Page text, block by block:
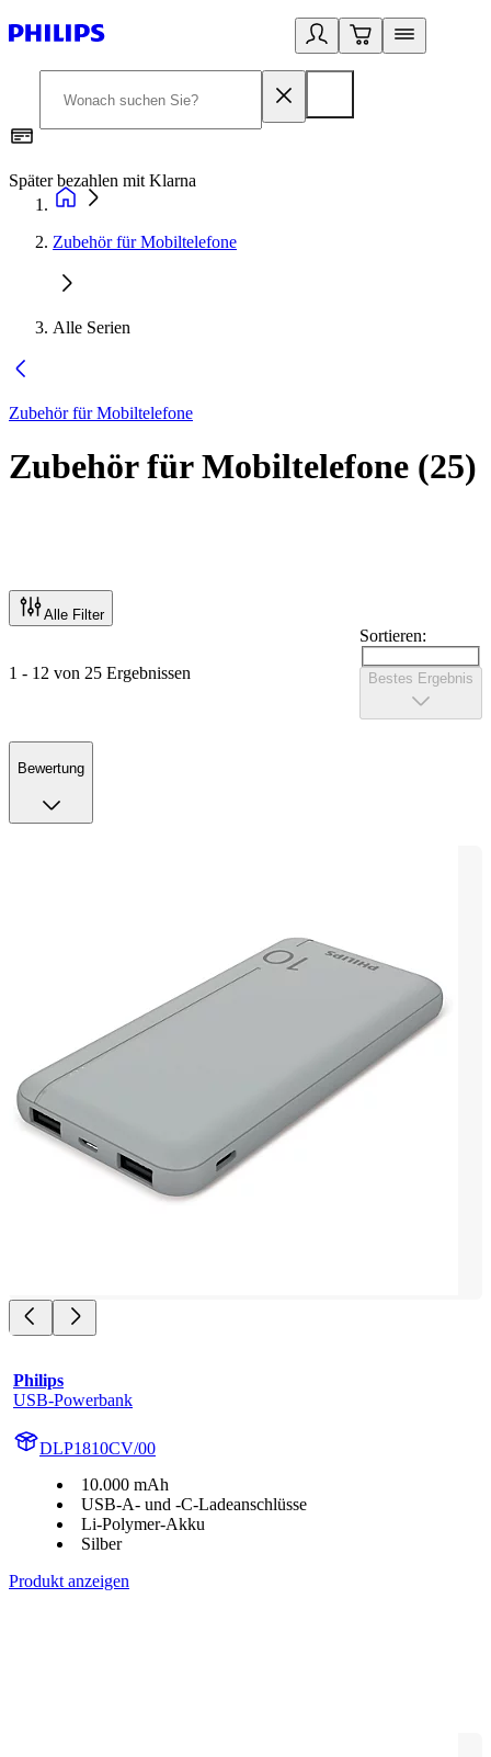
Später bezahlen mit Klarna
Zubehör für Mobiltelefone
Alle Serien
Zubehör für Mobiltelefone
Zubehör für Mobiltelefone (25)
Alle Filter
1 - 12 von 25 Ergebnissen
Sortieren:
Bestes Ergebnis
Bewertung
Philips
USB-Powerbank
DLP1810CV/00
10.000 mAh
USB-A- und -C-Ladeanschlüsse
Li-Polymer-Akku
Silber
Produkt anzeigen